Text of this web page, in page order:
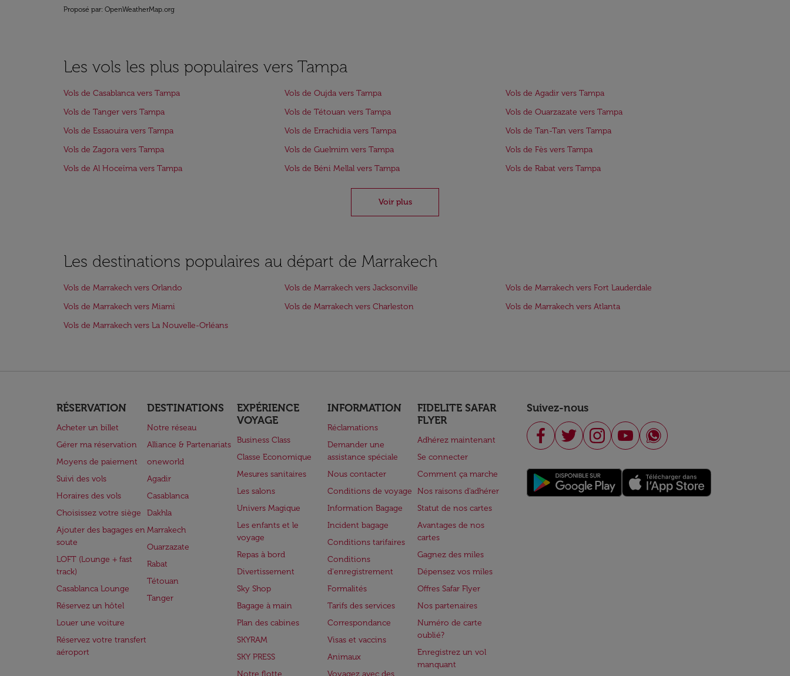
Proposé par: OpenWeatherMap.org
Les vols les plus populaires vers Tampa
Vols de Casablanca vers Tampa Vols de Oujda vers Tampa
Vols de Agadir vers Tampa
Vols de Tanger vers Tampa
Vols de Tétouan vers Tampa
Vols de Ouarzazate vers Tampa
Vols de Essaouira vers Tampa
Vols de Errachidia vers Tampa
Vols de Tan-Tan vers Tampa
Vols de Zagora vers Tampa
Vols de Guelmim vers Tampa
Vols de Fès vers Tampa
Vols de Al Hoceïma vers Tampa
Vols de Béni Mellal vers Tampa Vols de Rabat vers Tampa
Voir plus
Les destinations populaires au départ de Marrakech
Vols de Marrakech vers Orlando Vols de Marrakech vers Jacksonville
Vols de Marrakech vers Fort Lauderdale
Vols de Marrakech vers Miami
Vols de Marrakech vers Charleston
Vols de Marrakech vers Atlanta
Vols de Marrakech vers La Nouvelle-Orléans
RÉSERVATION
Acheter un billet
Gérer ma réservation
Moyens de paiement
Suivi des vols
Horaires des vols
Choisissez votre siège
Ajouter des bagages en
soute
LOFT (Lounge + fast
track)
Casablanca Lounge
Réservez un hôtel
Louer une voiture
Réservez votre transfert
aéroport
DESTINATIONS
Notre réseau
Alliance & Partenariats
oneworld
Agadir
Casablanca
Dakhla
Marrakech
Ouarzazate
Rabat
Tétouan
Tanger
EXPÉRIENCE
VOYAGE
Business Class
Classe Economique
Mesures sanitaires
Les salons
Univers Magique
Les enfants et le
voyage
Repas à bord
Divertissement
Sky Shop
Bagage à main
Plan des cabines
SKYRAM
SKY PRESS
Notre flotte
INFORMATION
Réclamations
Demander une
assistance spéciale
Nous contacter
Conditions de voyage
Information Bagage
Incident bagage
Conditions tarifaires
Conditions
d'enregistrement
Formalités
Tarifs des services
Correspondance
Visas et vaccins
Animaux
Voyagez avec des
FIDELITE SAFAR
FLYER
Adhérez maintenant
Se connecter
Comment ça marche
Nos raisons d'adhérer
Statut de nos cartes
Avantages de nos
cartes
Gagnez des miles
Dépensez vos miles
Offres Safar Flyer
Nos partenaires
Numéro de carte
oublié?
Enregistrez un vol
manquant
Suivez-nous